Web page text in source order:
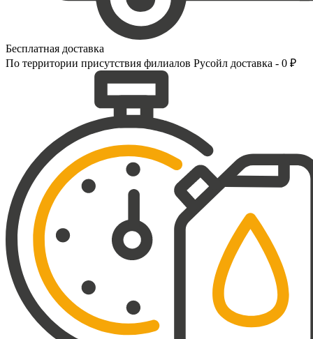
Бесплатная доставка
По территории присутствия филиалов Русойл доставка - 0 ₽